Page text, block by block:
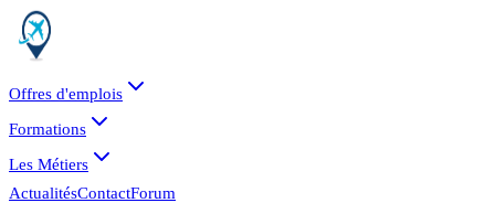
Offres d'emplois
Formations
Les Métiers
ActualitésContactForum